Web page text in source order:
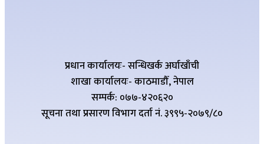
प्रधान कार्यालयः- सन्धिखर्क अर्घाखाँची
शाखा कार्यालयः- काठमाडौँ, नेपाल
सम्पर्क: ०७७-४२०६२०
सूचना तथा प्रसारण विभाग दर्ता नं. ३९९५-२०७९/८०